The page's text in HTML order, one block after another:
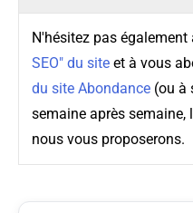
N'hésitez pas également
SEO" du siteet à vous
du site Abondance(ou à
semaine après semaine,
nous vous proposerons.